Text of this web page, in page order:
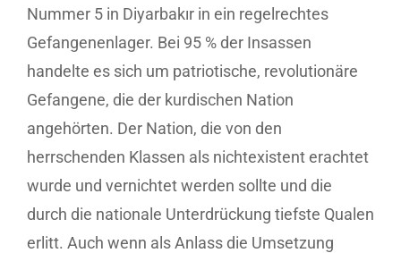
Nummer 5 in Diyarbakır in ein regelrechtes
Gefangenenlager. Bei 95 % der Insassen
handelte es sich um patriotische, revolutionäre
Gefangene, die der kurdischen Nation
angehörten. Der Nation, die von den
herrschenden Klassen als nichtexistent erachtet
wurde und vernichtet werden sollte und die
durch die nationale Unterdrückung tiefste Qualen
erlitt. Auch wenn als Anlass die Umsetzung